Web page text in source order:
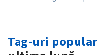
Tag-uri